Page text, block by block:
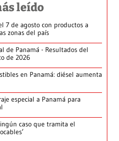
leído
7 de agosto con productos a
zonas del país
de Panamá - Resultados del
de 2026
en Panamá: diésel aumenta
especial a Panamá para
caso que tramita el